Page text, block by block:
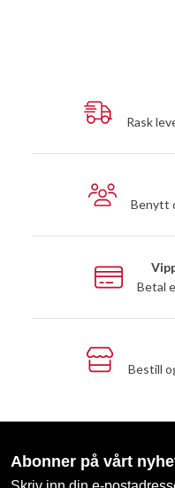
Rask
Benytt
Betal
Bestill
Abonner på vårt